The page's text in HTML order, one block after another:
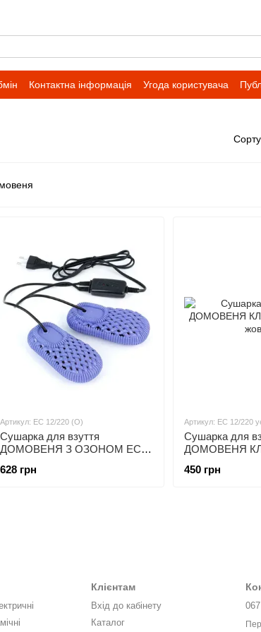
Контактна інформація Угода користувача
Артикул: ЕС 12/220 (О)
Сушарка для взуття
ДОМОВЕНЯ З ОЗОНОМ EС
628 грн
Артикул: EC 12/220
Сушарка для
ДОМОВЕНЯ
450 грн
Клієнтам
Вхід до кабінету
Каталог